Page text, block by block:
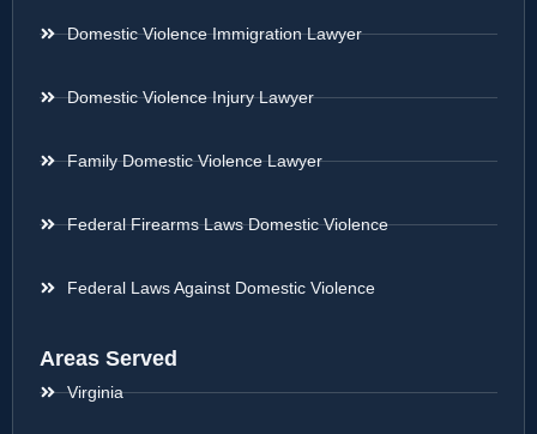
Domestic Violence Immigration Lawyer
Domestic Violence Injury Lawyer
Family Domestic Violence Lawyer
Federal Firearms Laws Domestic Violence
Federal Laws Against Domestic Violence
Areas Served
Virginia